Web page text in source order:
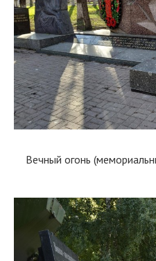
Вечный огонь